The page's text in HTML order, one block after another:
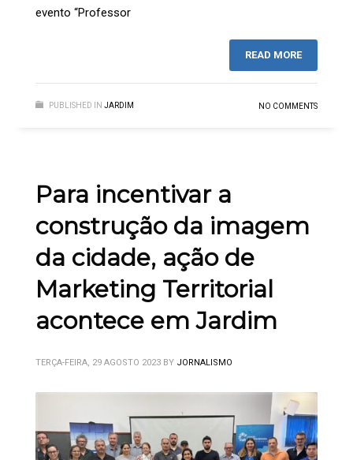
evento “Professor
READ MORE
PUBLISHED IN JARDIM NO COMMENTS
Para incentivar a
construção da imagem
da cidade, ação de
Marketing Territorial
acontece em Jardim
TERÇA-FEIRA, 29 AGOSTO 2023 BY JORNALISMO